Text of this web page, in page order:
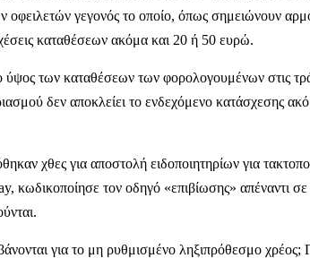
οφειλετών γεγονός το οποίο, όπως σημειώνουν
καταθέσεων ακόμα και 20 ή 50 ευρώ.
ύψος των καταθέσεων των φορολογουμένων στις
δεν αποκλείει το ενδεχόμενο κατάσχεσης
χθες για αποστολή ειδοποιητηρίων για
κωδικοποίησε τον οδηγό «επιβίωσης» απέναντι σε
για το μη ρυθμισμένο ληξιπρόθεσμο